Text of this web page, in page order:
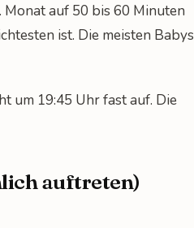
auf 50 bis 60 Minuten
ist. Die meisten Babys
um 19:45 Uhr fast auf. Die
auftreten)